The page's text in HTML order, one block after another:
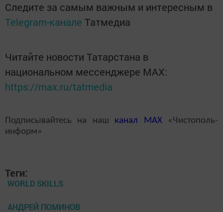
Следите за самым важным и интересным в
Telegram-канале Татмедиа
Читайте новости Татарстана в
национальном мессенджере MАХ:
https://max.ru/tatmedia
Подписывайтесь на наш канал MAX«Чистополь-
информ»
Теги:
WORLD SKILLS
АНДРЕЙ ПОМИНОВ